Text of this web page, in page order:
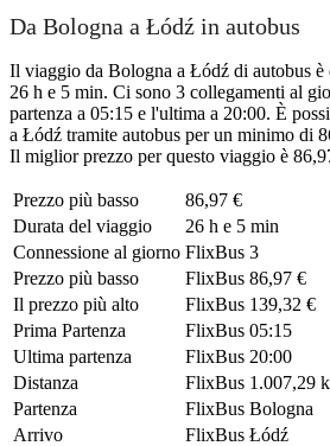
Da Bologna a Łódź in autobus
Il viaggio da Bologna a Łódź di autobus
26 h e 5 min. Ci sono 3 collegamenti al
partenza a 05:15 e l'ultima a 20:00. È
a Łódź tramite autobus per un minimo di
Il miglior prezzo per questo viaggio è
Prezzo più basso
86,97 €
Durata del viaggio
26 h e 5 min
Connessione al giorno FlixBus 3
Prezzo più basso
FlixBus 86,97 €
Il prezzo più alto
FlixBus 139,32 €
Prima Partenza
FlixBus 05:15
Ultima partenza
FlixBus 20:00
Distanza
FlixBus 1.007,29
Partenza
FlixBus Bologna
Arrivo
FlixBus Łódź